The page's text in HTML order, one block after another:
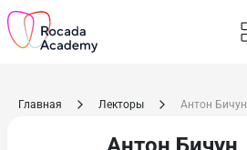
Главная Лекторы Антон Бичун